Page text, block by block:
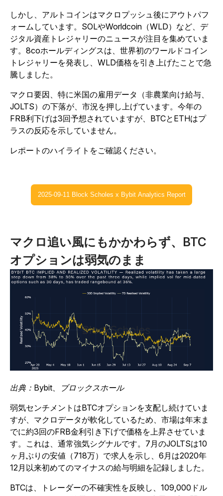
しかし、アルトコインはマクロプッシュ後にアウトパフ
ォームしています。SOLやWorldcoin（WLD）など、デ
ジタル資産トレジャリーのニュースが注目を集めていま
す。8coホールディングスは、世界初のワールドコイン
トレジャリーを発表し、WLD価格を引き上げたことで急
騰しました。
マクロ要因、特に米国の雇用データ（非農業向け給与、
JOLTS）の下落が、市況を押し上げています。今年の
FRB利下げは3回予想されていますが、BTCとETHはプ
ラスの反応を示していません。
レポートのハイライトをご確認ください。
2025-09-11 Block Scholes x Bybit Analytics Report
マクロ追い風にもかかわらず、BTC
オプションは弱気のまま
出典：Bybit、ブロックスホール
弱気センチメントはBTCオプションを支配し続けていま
すが、マクロデータが軟化しているため、市場は年末ま
でに約3回のFRB金利引き下げで価格を上昇させていま
す。これは、通常強気シグナルです。7月のJOLTSは10
ヶ月ぶりの安値（718万）で求人を示し、6月は2020年
12月以来初めてのマイナスの給与明細を記録しました。
BTCは、トレーダーの不確実性を反映し、109,000ドル